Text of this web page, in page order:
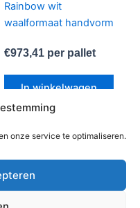
onze service te optimaliseren.
Rainbow wit
waalformaat handvorm
€973,41per pallet
In winkelwagen